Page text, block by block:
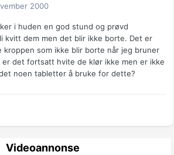
2000
i huden en god stund og prøvd
kvitt dem men det blir ikke borte. Det er
kroppen som ikke blir borte når jeg bruner
er det fortsatt hvite de klør ikke men er ikke
noen tabletter å bruke for dette?
Videoannonse